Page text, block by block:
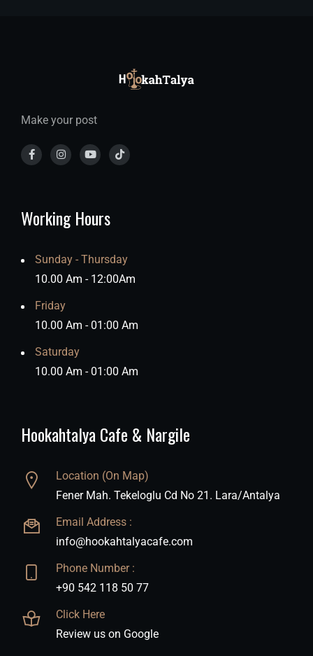
Make your post
Working Hours
Sunday - Thursday
10.00 Am - 12:00Am
Friday
10.00 Am - 01:00 Am
Saturday
10.00 Am - 01:00 Am
Hookahtalya Cafe & Nargile
Location (On Map)
Fener Mah. Tekeloglu Cd No 21. Lara/Antalya
Email Address :
info@hookahtalyacafe.com
Phone Number :
+90 542 118 50 77
Click Here
Review us on Google